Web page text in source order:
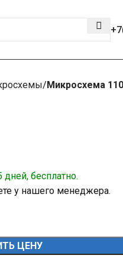
Микросхема
бесплатно.
у нашего менеджера.
ЦЕНУ